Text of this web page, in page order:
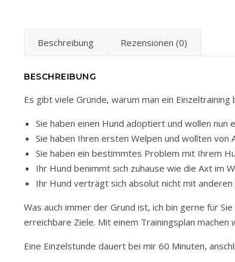
Beschreibung Rezensionen (0)
BESCHREIBUNG
Es gibt viele Gründe, warum man ein Einzeltraining
Sie haben einen Hund adoptiert und wollen nun
Sie haben Ihren ersten Welpen und wollten von
Sie haben ein bestimmtes Problem mit Ihrem
Ihr Hund benimmt sich zuhause wie die Axt im
Ihr Hund verträgt sich absolut nicht mit
Was auch immer der Grund ist, ich bin gerne für
erreichbare Ziele. Mit einem Trainingsplan
Eine Einzelstunde dauert bei mir 60 Minuten,